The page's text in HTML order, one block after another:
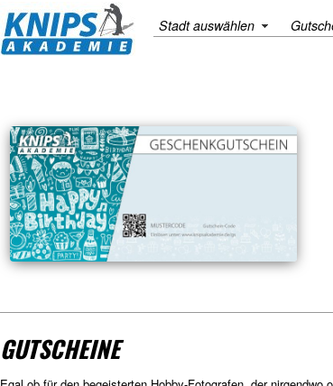
Stadt auswählen
GUTSCHEINE